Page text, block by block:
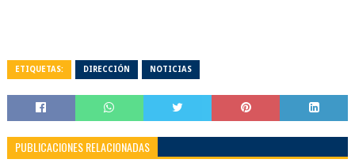
ETIQUETAS: DIRECCIÓN NOTICIAS
PUBLICACIONES RELACIONADAS